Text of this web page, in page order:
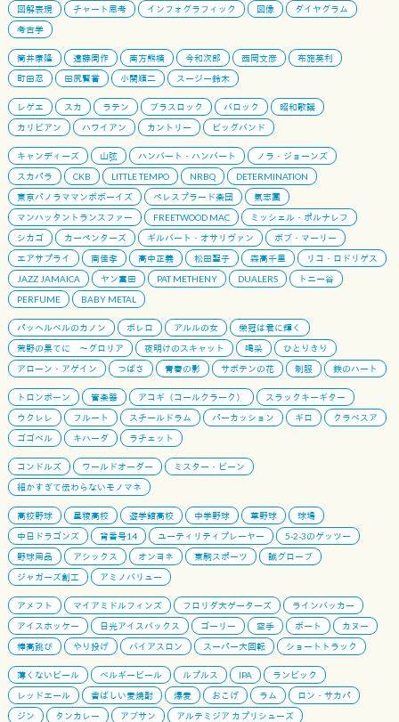
図解表現
チャート思考 インフォグラフィック 図像
ダイヤグラム
考古学
筒井康隆 遠藤周作 南方熊楠 今和次郎 西岡文彦
布施英利
町田忍
田尻賢誉 小関順二 スージー鈴木
レゲエ スカ ラテン ブラスロック バロック
昭和歌謡
カリビアン
ハワイアン カントリー ビッグバンド
キャンディーズ 山弦 ハンバート・ハンバート
ノラ・ジョーンズ
スカパラ
CKB LITTLE TEMPO NRBQ
DETERMINATION
東京パノラママンボボーイズ
ペレスプラード楽団
氣志團
マンハッタントランスファー
FREETWOOD MAC
ミッシェル・ポルナレフ
シカゴ
カーペンターズ ギルバート・オサリヴァン
ボブ・マーリー
エアサプライ
南佳孝 高中正義 松田聖子 森高千里
リコ・ロドリゲス
JAZZ JAMAICA
ヤン富田 PAT METHENY DUALERS
トニー谷
PERFUME
BABY METAL
パッヘルベルのカノン ボレロ アルルの女
栄冠は君に輝く
荒野の果てに 〜グロリア
夜明けのスキャット 喝采
ひとりきり
アローン・アゲイン
つばさ 青春の影 サボテンの花 制服 鉄のハート
トロンボーン 管楽器 アコギ（コールクラーク）
スラックキーギター
ウクレレ
フルート スチールドラム パーカッション ギロ
クラベスア
ゴゴベル
キハーダ ラチェット
コンドルズ ワールドオーダー
ミスター・ビーン
細かすぎて伝わらないモノマネ
高校野球 星稜高校 遊学館高校 中学野球 草野球
球場
中日ドラゴンズ
背番号14 ユーティリティプレーヤー
5-2-3のゲッツー
野球用品
アシックス オンヨネ 東駒スポーツ
誠グローブ
ジャガーズ創工
アミノバリュー
アメフト マイアミドルフィンズ フロリダ大ゲーターズ
ラインバッカー
アイスホッケー
日光アイスバックス ゴーリー 空手 ボート
カヌー
棒高跳び
やり投げ バイアスロン スーパー大回転 ショートトラック
薄くないビール ベルギービール ルプルス IPA
ランビック
レッドエール
香ばしい麦焼酎 爆麦 おこげ ラム
ロン・サカパ
ジン
タンカレー アブサン
アルテミジア カプリシューズ